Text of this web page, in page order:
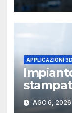
APPLICAZIONI 3D
sterno
tumore
AGO 6, 2026